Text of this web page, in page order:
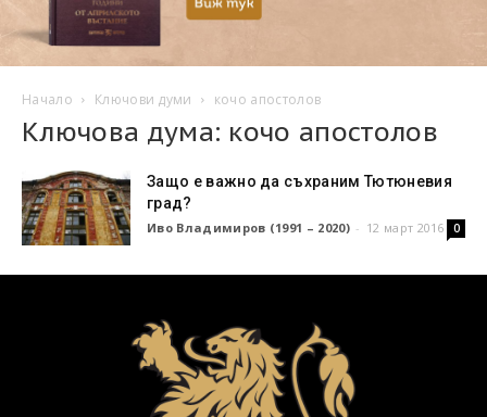
Начало Ключови думи кочо апостолов
Ключова дума: кочо апостолов
Защо е важно да съхраним Тютюневия
град?
Иво Владимиров (1991 – 2020) - 12 март 2016 0